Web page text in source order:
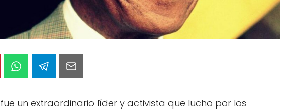
fue un extraordinario líder y activista que lucho por los